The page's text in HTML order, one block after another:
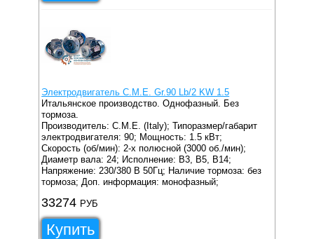
Электродвигатель C.M.E. Gr.90 Lb/2 KW 1.5
Итальянское производство. Однофазный. Без
тормоза.
Производитель: C.M.E. (Italy); Типоразмер/габарит
электродвигателя: 90; Мощность: 1.5 кВт;
Скорость (об/мин): 2-х полюсной (3000 об./мин);
Диаметр вала: 24; Исполнение: B3, B5, B14;
Напряжение: 230/380 В 50Гц; Наличие тормоза: без
тормоза; Доп. информация: монофазный;
33274 РУБ
Купить